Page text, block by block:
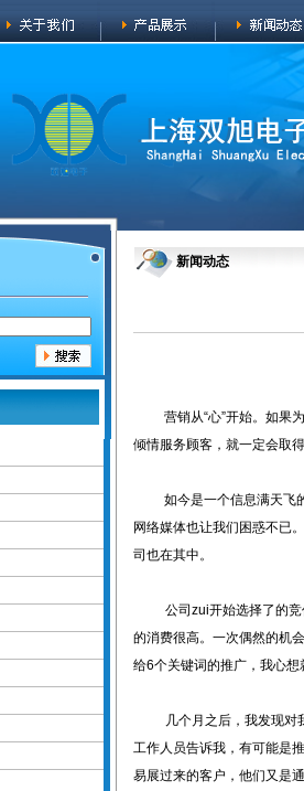
新闻动态
营销从“心”开始。如果
倾情服务顾客，就一定会取
如今是一个信息满天飞
网络媒体也让我们困惑不已
司也在其中。
公司zui开始选择了的
的消费很高。一次偶然的机
给6个关键词的推广，我心
几个月之后，我发现对
工作人员告诉我，有可能是
易展过来的客户，他们又是